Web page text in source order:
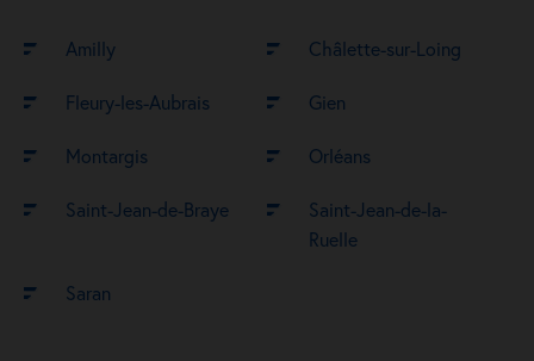
Amilly Châlette-sur-Loing
Fleury-les-Aubrais Gien
Montargis Orléans
Saint-Jean-de-Braye
Saint-Jean-de-la-
Ruelle
Saran